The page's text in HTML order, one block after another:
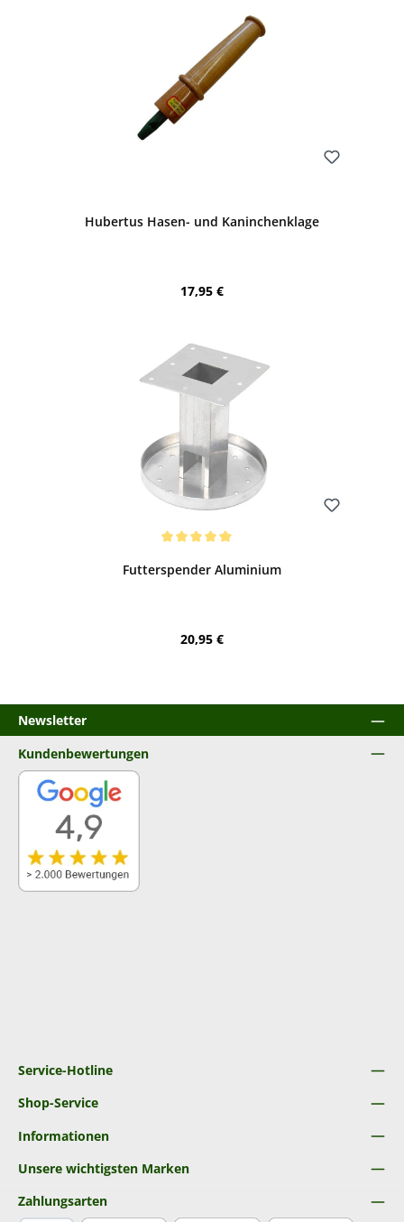
Hubertus Hasen- und Kaninchenklage
Regulärer Preis:
17,95 €
Futterspender Aluminium
Regulärer Preis:
20,95 €
Newsletter
Service-Hotline
Shop-Service
Informationen
Unsere wichtigsten Marken
Kundenbewertungen
Zahlungsarten